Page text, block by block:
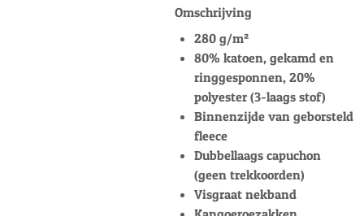
Omschrijving
280 g/m²
80% katoen, gekamd en
ringgesponnen, 20%
polyester (3-laags stof)
Binnenzijde van geborsteld
fleece
Dubbellaags capuchon
(geen trekkoorden)
Visgraat nekband